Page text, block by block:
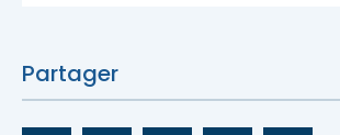
Partager